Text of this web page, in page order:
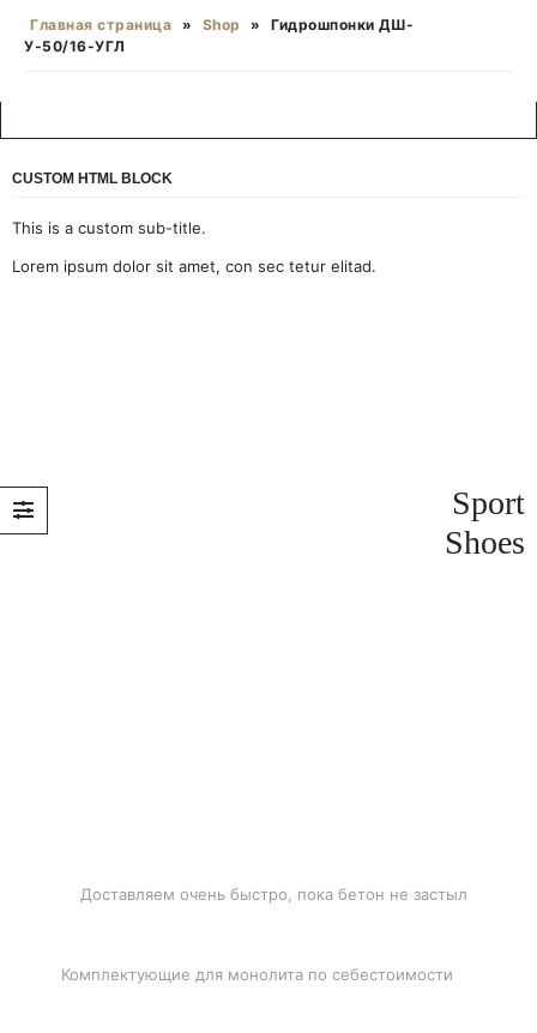
Главная страница » Shop »
Гидрошпонки ДШ-
У-50/16-УГЛ
CUSTOM HTML BLOCK
This is a custom sub-title.
Lorem ipsum dolor sit amet, con sec tetur elitad.
Sport
Shoes
Доставляем очень быстро, пока бетон не застыл
Комплектующие для монолита по себестоимости